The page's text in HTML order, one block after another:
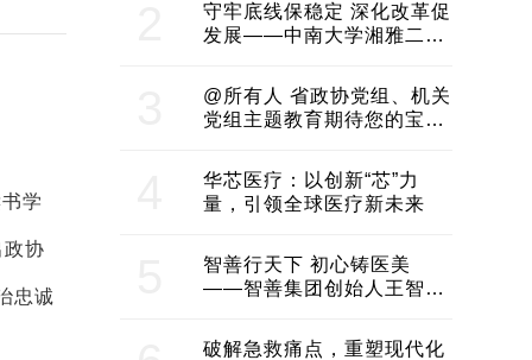
学
政协
忠诚
守牢底线保稳定 深化改革促
发展——中南大学湘雅二医
@所有人 省政协党组、机关
党组主题教育期待您的宝贵
华芯医疗：以创新“芯”力
量，引领全球医疗新未来
智善行天下 初心铸医美
——智善集团创始人王智带
建医美产业良性生态圈
破解急救痛点，重塑现代化